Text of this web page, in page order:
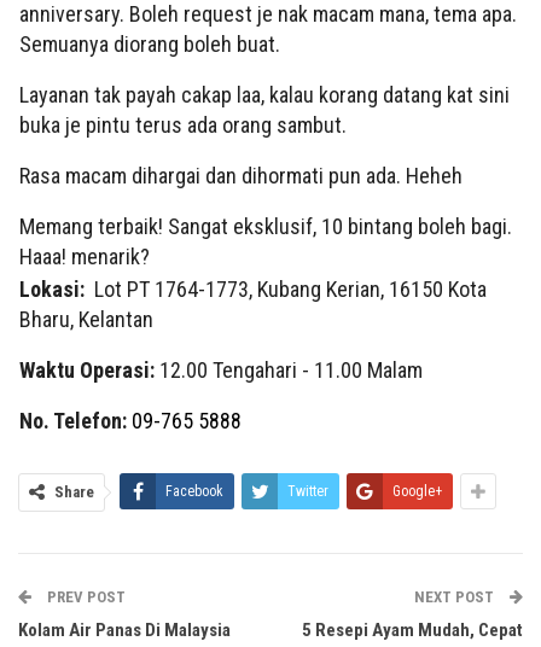
anniversary. Boleh request je nak macam mana, tema apa.
Semuanya diorang boleh buat.
Layanan tak payah cakap laa, kalau korang datang kat sini
buka je pintu terus ada orang sambut.
Rasa macam dihargai dan dihormati pun ada. Heheh
Memang terbaik! Sangat eksklusif, 10 bintang boleh bagi.
Haaa! menarik?
Lokasi: Lot PT 1764-1773, Kubang Kerian, 16150 Kota
Bharu, Kelantan
Waktu Operasi: 12.00 Tengahari - 11.00 Malam
No. Telefon: 09-765 5888
Share Facebook Twitter Google+
PREV POST
Kolam Air Panas Di Malaysia
NEXT POST
5 Resepi Ayam Mudah, Cepat